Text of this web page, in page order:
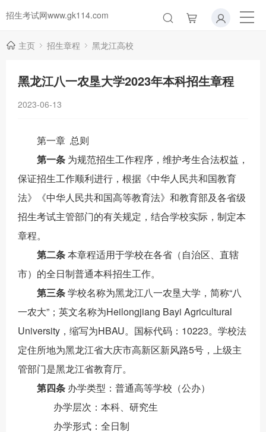
招生考试网www.gk114.com
主页 招生章程 黑龙江高校
黑龙江八一农垦大学2023年本科招生章程
2023-06-13
第一章 总则
第一条 为规范招生工作程序，维护考生合法权益，
保证招生工作顺利进行，根据《中华人民共和国教育
法》《中华人民共和国高等教育法》和教育部及各省级
招生考试主管部门的有关规定，结合学校实际，制定本
章程。
第二条本章程适用于学校在各省（自治区、直辖
市）的全日制普通本科招生工作。
第三条学校名称为黑龙江八一农垦大学，简称“八
一农大” ；英文名称为Heilongjiang Bayi Agricultural
University ，缩写为HBAU。国标代码： 10223。学校法
定住所地为黑龙江省大庆市高新区新风路5号 ， 上级主
管部门是黑龙江省教育厅。
第四条 办学类型：普通高等学校（公办）
办学层次：本科、研究生
办学形式：全日制